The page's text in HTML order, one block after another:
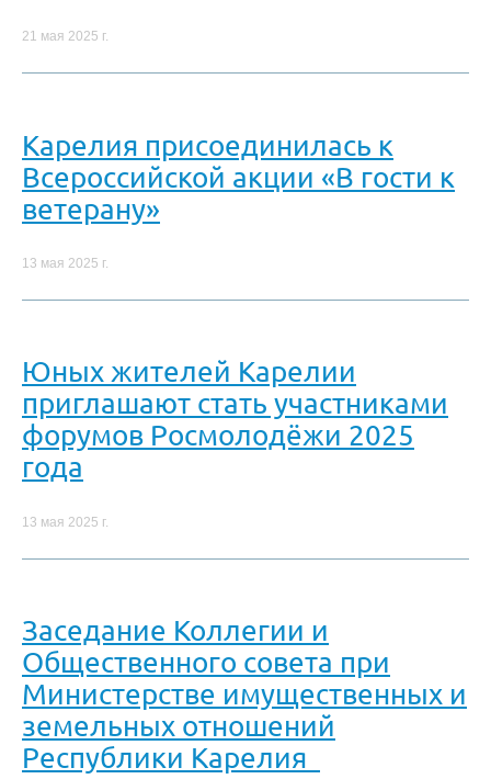
21 мая 2025 г.
Карелия присоединилась к
Всероссийской акции «В гости к
ветерану»
13 мая 2025 г.
Юных жителей Карелии
приглашают стать участниками
форумов Росмолодёжи 2025
года
13 мая 2025 г.
Заседание Коллегии и
Общественного совета при
Министерстве имущественных и
земельных отношений
Республики Карелия